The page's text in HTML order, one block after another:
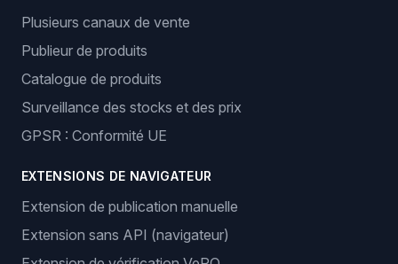
Plusieurs canaux de vente
Publieur de produits
Catalogue de produits
Surveillance des stocks et des prix
GPSR : Conformité UE
EXTENSIONS DE NAVIGATEUR
Extension de publication manuelle
Extension sans API (navigateur)